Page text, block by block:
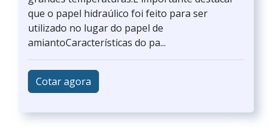
que o papel hidraúlico foi feito para ser
utilizado no lugar do papel de
amiantoCaracterísticas do pa...
Cotar agora